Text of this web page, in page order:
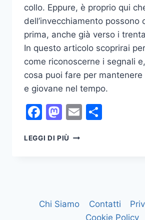
collo. Eppure, è proprio qui
dell’invecchiamento possono
prima, anche già verso i
In questo articolo scoprirai
come riconoscerne i segnali
cosa puoi fare per
e giovane nel tempo.
Facebook
Mastodon
Email
LEGGI DI PIÙ COME
CHE
Chi Siamo Contatti
Cookie Policy